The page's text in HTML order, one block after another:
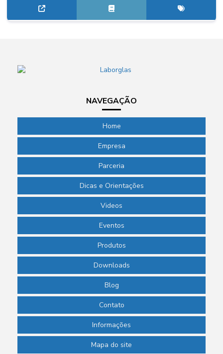
NAVEGAÇÃO
Home
Empresa
Parceria
Dicas e Orientações
Videos
Eventos
Produtos
Downloads
Blog
Contato
Informações
Mapa do site